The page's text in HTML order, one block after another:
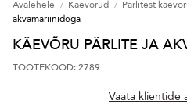
Avalehele Käevõrud Pärlitest
akvamariinidega
KÄEVÕRU PÄRLITE JA
TOOTEKOOD: 2789
Vaata klientide